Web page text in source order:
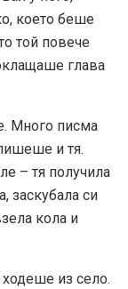
което беше
той повече
глава
Много писма
и тя.
– тя получила
заскубала си
кола и
ходеше из село.